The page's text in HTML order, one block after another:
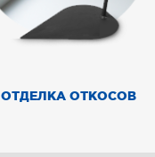
ОТДЕЛКА ОТКОСОВ